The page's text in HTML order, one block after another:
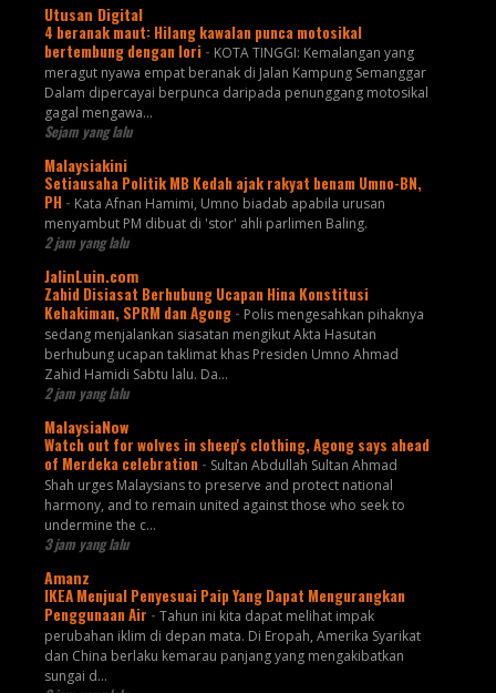
Utusan Digital
4 beranak maut: Hilang kawalan punca motosikal
bertembung dengan lori - KOTA TINGGI: Kemalangan yang
meragut nyawa empat beranak di Jalan Kampung Semanggar
Dalam dipercayai berpunca daripada penunggang motosikal
gagal mengawa...
Sejam yang lalu
Malaysiakini
Setiausaha Politik MB Kedah ajak rakyat benam Umno-BN,
PH - Kata Afnan Hamimi, Umno biadab apabila urusan
menyambut PM dibuat di 'stor' ahli parlimen Baling.
2 jam yang lalu
JalinLuin.com
Zahid Disiasat Berhubung Ucapan Hina Konstitusi
Kehakiman, SPRM dan Agong - Polis mengesahkan pihaknya
sedang menjalankan siasatan mengikut Akta Hasutan
berhubung ucapan taklimat khas Presiden Umno Ahmad
Zahid Hamidi Sabtu lalu. Da...
2 jam yang lalu
MalaysiaNow
Watch out for wolves in sheep's clothing, Agong says ahead
of Merdeka celebration - Sultan Abdullah Sultan Ahmad
Shah urges Malaysians to preserve and protect national
harmony, and to remain united against those who seek to
undermine the c...
3 jam yang lalu
Amanz
IKEA Menjual Penyesuai Paip Yang Dapat Mengurangkan
Penggunaan Air - Tahun ini kita dapat melihat impak
perubahan iklim di depan mata. Di Eropah, Amerika Syarikat
dan China berlaku kemarau panjang yang mengakibatkan
sungai d...